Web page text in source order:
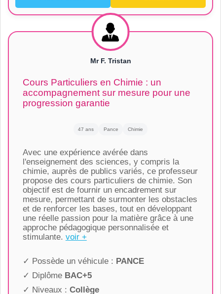
Mr F. Tristan
Cours Particuliers en Chimie : un
accompagnement sur mesure pour une
progression garantie
47 ans Pance Chimie
Avec une expérience avérée dans
l'enseignement des sciences, y compris la
chimie, auprès de publics variés, ce professeur
propose des cours particuliers de chimie. Son
objectif est de fournir un encadrement sur
mesure, permettant de surmonter les obstacles
et de renforcer les bases, tout en développant
une réelle passion pour la matière grâce à une
approche pédagogique personnalisée et
stimulante. voir +
✓ Possède un véhicule : PANCE
✓ Diplôme BAC+5
✓ Niveaux : Collège